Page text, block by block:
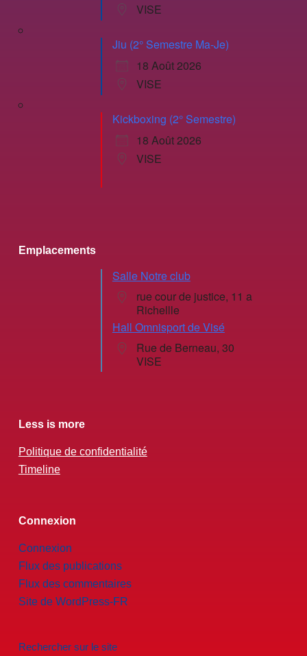
VISE
Jiu (2° Semestre Ma-Je)
18 Août 2026
VISE
Kickboxing (2° Semestre)
18 Août 2026
VISE
Emplacements
Salle Notre club
rue cour de justice, 11 a
Richellle
Hall Omnisport de Visé
Rue de Berneau, 30
VISE
Less is more
Politique de confidentialité
Timeline
Connexion
Connexion
Flux des publications
Flux des commentaires
Site de WordPress-FR
Rechercher sur le site